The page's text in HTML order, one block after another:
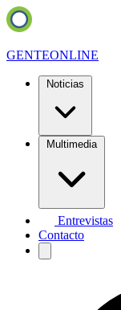
GENTEONLINE
Noticias
Multimedia
Entrevistas
Contacto